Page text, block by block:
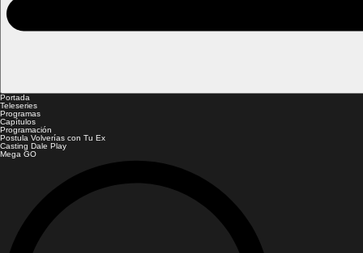
Portada
Teleseries
Programas
Capítulos
Programación
Postula Volverías con Tu Ex
Casting Dale Play
Mega GO